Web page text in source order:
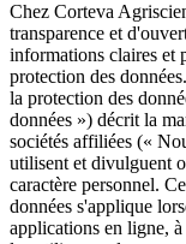
Chez Corteva
transparence et
informations claires et
protection des
la protection des
données ») décrit la
sociétés affiliées («
utilisent et divulguent
caractère personnel.
données s'applique
applications en ligne,